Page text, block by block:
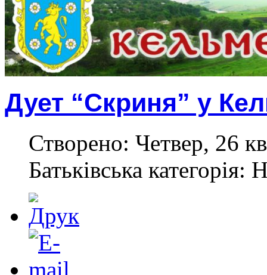
Дует “Скриня” у
Створено: Четвер, 26
Батьківська категорія: